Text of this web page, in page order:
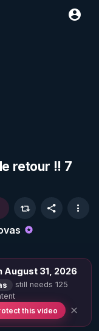
retour !! 7
31, 2026
still needs 125
this video